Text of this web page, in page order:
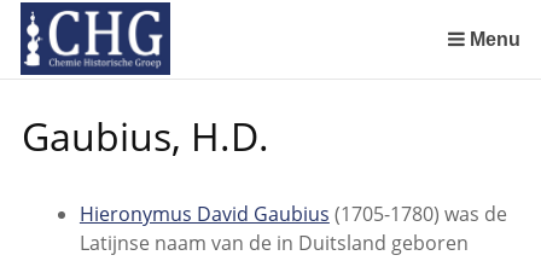
links
over
naar
de
Spring
naar
Menu
Gaubius, H.D.
Hieronymus David Gaubius (1705-1780) was de
Latijnse naam van de in Duitsland geboren